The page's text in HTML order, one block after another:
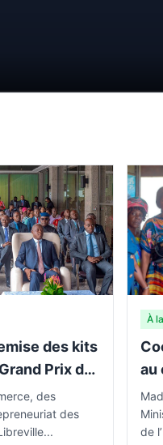
des kits
Prix de
MON
des
des
À
au
de